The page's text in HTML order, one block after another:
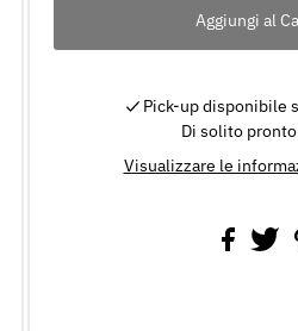
Pick-up disponibile
Di solito
Visualizzare le